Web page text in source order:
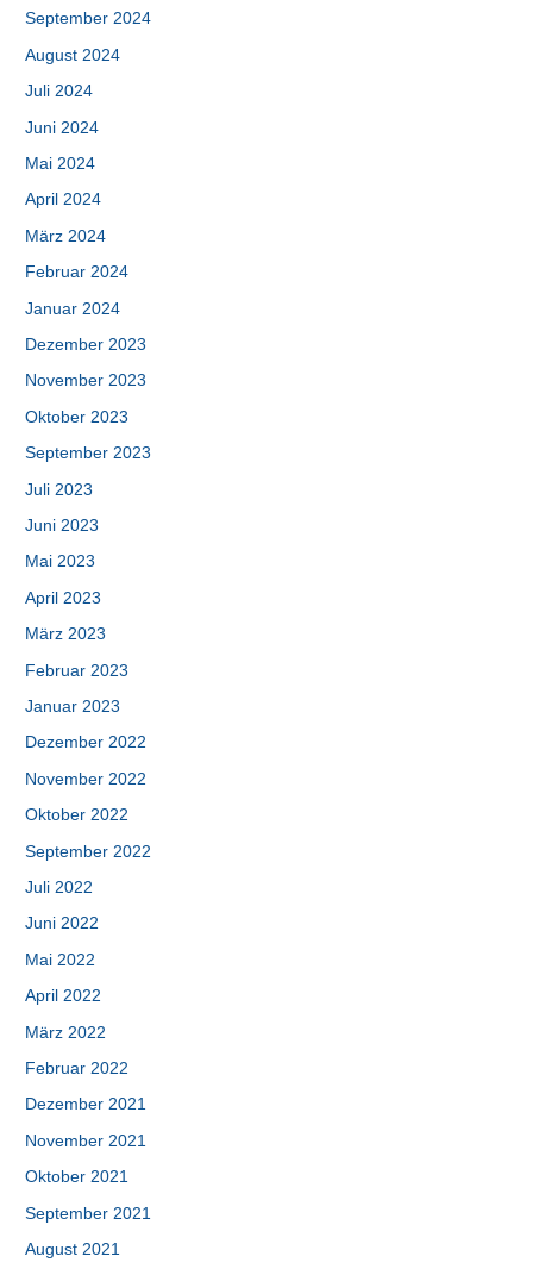
September 2024
August 2024
Juli 2024
Juni 2024
Mai 2024
April 2024
März 2024
Februar 2024
Januar 2024
Dezember 2023
November 2023
Oktober 2023
September 2023
Juli 2023
Juni 2023
Mai 2023
April 2023
März 2023
Februar 2023
Januar 2023
Dezember 2022
November 2022
Oktober 2022
September 2022
Juli 2022
Juni 2022
Mai 2022
April 2022
März 2022
Februar 2022
Dezember 2021
November 2021
Oktober 2021
September 2021
August 2021